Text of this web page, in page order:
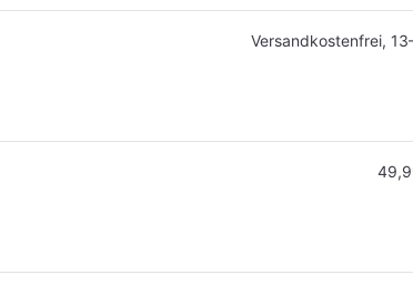
Versandkostenfrei,